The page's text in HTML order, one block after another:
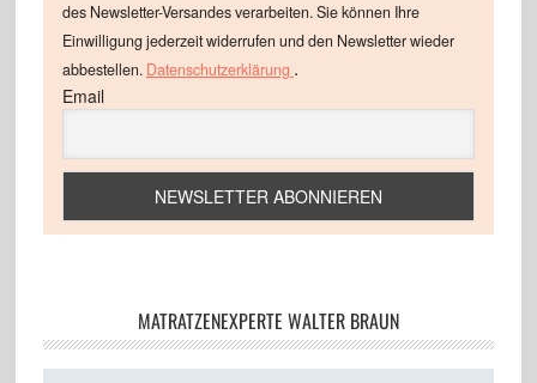
des Newsletter-Versandes verarbeiten. Sie können Ihre
Einwilligung jederzeit widerrufen und den Newsletter wieder
abbestellen. Datenschutzerklärung .
Email
MATRATZENEXPERTE WALTER BRAUN